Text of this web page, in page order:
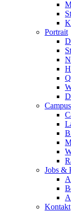
Portrait
Campus
Jobs &
Kontakt